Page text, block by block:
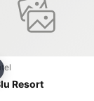
Resort